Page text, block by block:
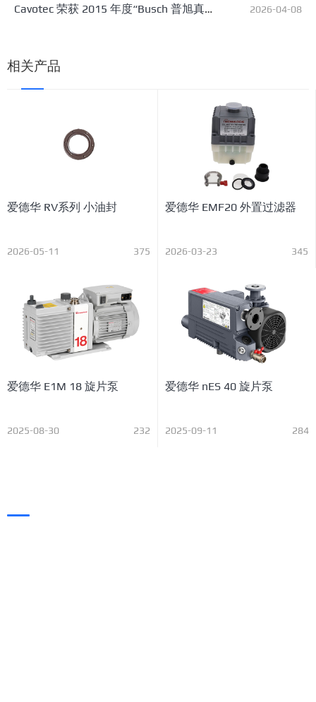
Cavotec 荣获 2015 年度“Busch 普旭真
2026-04-08
相关产品
爱德华 RV系列 小油封
2026-05-11 375
爱德华 EMF20 外置过滤器
2026-03-23 345
爱德华 E1M 18 旋片泵
2025-08-30 232
爱德华 nES 40 旋片泵
2025-09-11 284